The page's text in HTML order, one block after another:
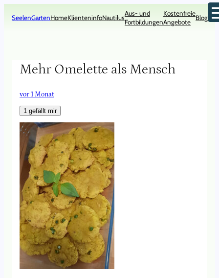
Inhalt
SeelenGartenHomeKlienteninfoNautilus
Aus- und
Fortbildungen
Kostenfreie
Angebote
Blog
Mehr Omelette als Mensch
vor 1 Monat
1 gefällt mir